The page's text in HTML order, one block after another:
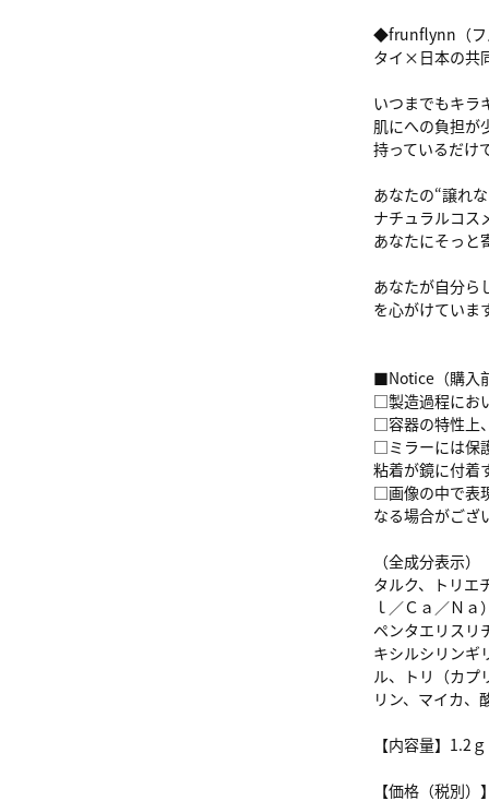
◆frunflynn（フ
タイ×日本の共
いつまでもキラ
肌にへの負担が
持っているだけ
あなたの“譲れ
ナチュラルコ
あなたにそっと
あなたが自分ら
を心がけていま
■Notice（購入
□製造過程にお
□容器の特性上
□ミラーには保
粘着が鏡に付着
□画像の中で表
なる場合がござ
（全成分表示）
タルク、トリエ
ｌ／Ｃａ／Ｎ
ペンタエリスリ
キシルシリンギ
ル、トリ（カプ
リン、マイカ、
【内容量】1.2
【価格（税別